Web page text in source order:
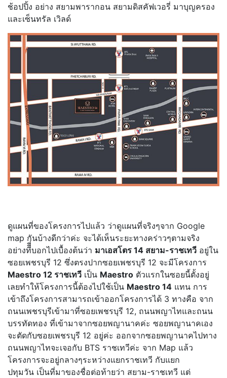
ช้อปปิ้ง อย่าง สยามพารากอน สยามดิสคัฟเวอรี่ มาบุญครอง
และเซ็นทรัล เวิลด์
ดูแผนที่ของโครงการไปแล้ว ว่าดูแผนที่จริงๆจาก Google
map กันบ้างดีกว่าค่ะ จะได้เห็นระยะทางคร่าวๆตามจริง
อย่างทีีี่บอกไปเบื้องต้นว่า มาเอสโตร 14 สยาม-ราชเทวี อยู่ใน
ซอยเพชรบุรี 12 ซึ่งตรงปากซอยเพชรบุรี 12 จะมีโครงการ
Maestro 12 ราชเทวี เป็น Maestro ตัวแรกในซอยนี้ตั้งอยู่
เลยทำให้โครงการนี้ต้องไปใช้เป็น Maestro 14 แทน การ
เข้าถึงโครงการสามารถเข้าออกโครงการได้ 3 ทางคือ จาก
ถนนเพชรบุรีเข้ามาที่ซอยเพชรบุรี 12, ถนนพญาไทและถนน
บรรทัดทอง ที่เข้ามาจากซอยพญานาคค่ะ ซอยพญานาคเอง
จะตัดกับซอยเพชรบุรี 12 อยู่ค่ะ ออกจากซอยพญานาคไปทาง
ถนนพญาไทจะเจอกับ BTS ราชเทวีค่ะ จาก Map แล้ว
โครงการจะอยู่กลางๆระหว่างแยกราชเทวี กับแยก
ปทุมวัน เป็นที่มาของชื่อต่อท้ายว่า สยาม-ราชเทวี แต่